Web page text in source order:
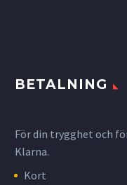
BETALNING
För din trygghet och
Klarna.
Kort